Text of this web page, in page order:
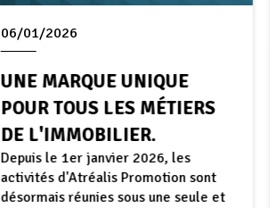
06/01/2026
UNE MARQUE UNIQUE
POUR TOUS LES MÉTIERS
DE L'IMMOBILIER.
Depuis le 1er janvier 2026, les
activités d'Atréalis Promotion sont
désormais réunies sous une seule et